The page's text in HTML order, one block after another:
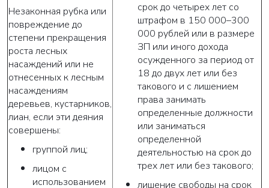
Незаконная рубка или
повреждение до
степени прекращения
роста лесных
насаждений или не
отнесенных к лесным
насаждениям
деревьев, кустарников,
лиан, если эти деяния
совершены:
группой лиц;
лицом с
использованием
срок до четырех лет со
штрафом в 150 000–300
000 рублей или в размере
ЗП или иного дохода
осужденного за период от
18 до двух лет или без
такового и с лишением
права занимать
определенные должности
или заниматься
определенной
деятельностью на срок до
трех лет или без такового;
лишение свободы на срок